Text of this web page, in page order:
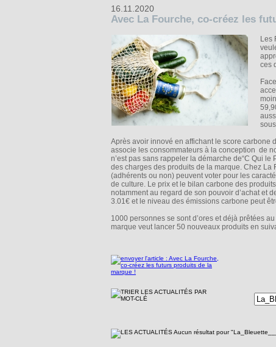
16.11.2020
Avec La Fourche, co-créez les
Les
ces
Après avoir innové en affichant le score carbone
associe les consommateurs à la conception de
n’est pas sans rappeler la démarche de“C Qui
des charges des produits de la marque. Chez
(adhérents ou non) peuvent voter pour les
de culture. Le prix et le bilan carbone des
notamment au regard de son pouvoir d’achat et
3.01€ et le niveau des émissions carbone peut
1000 personnes se sont d’ores et déjà prêtées
marque veut lancer 50 nouveaux produits en
Aucun résultat pour